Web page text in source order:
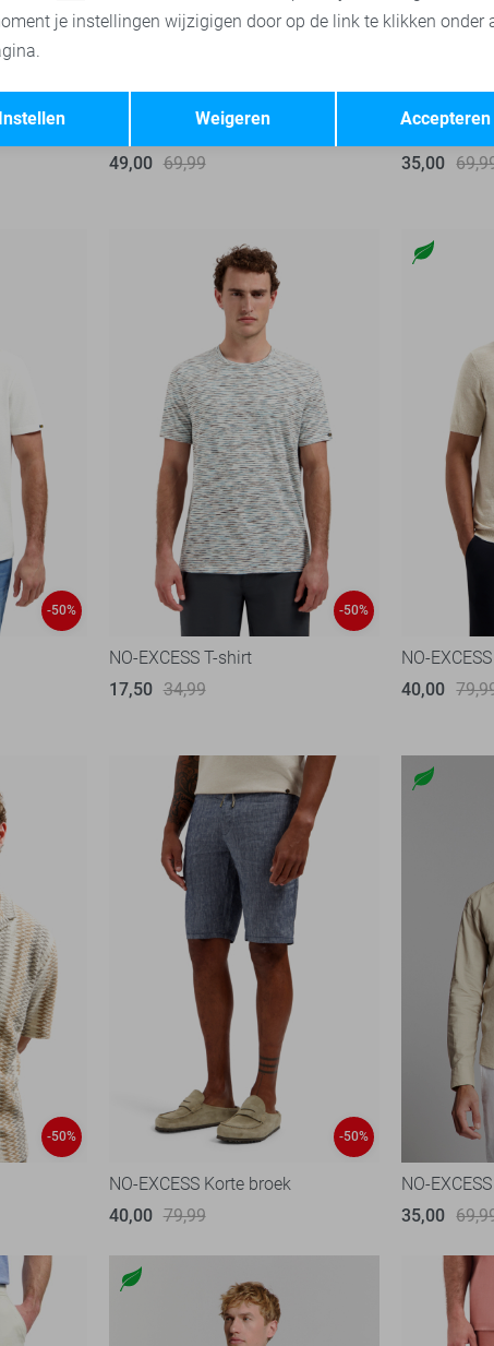
NO-EXCESS Overhemd
49,00 69,99
NO-EXCESS
35,00
-50% -50%
NO-EXCESS T-shirt
17,50 34,99
NO-
40,00
-50% -50%
NO-EXCESS Korte broek
40,00 79,99
NO-
35,00
Terug Opslaan
je instellingen wijzigigen door op de link te klikken onder
Accepteren
Weigeren
Instellen